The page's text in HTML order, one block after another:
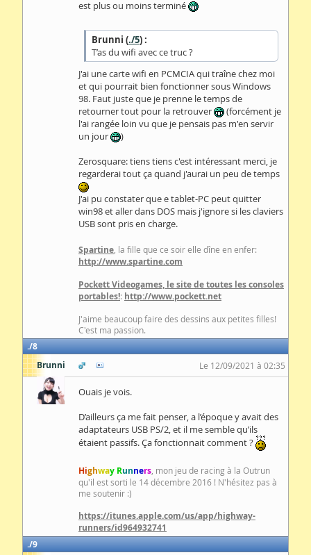
est plus ou moins terminé
Brunni (./5) :
T’as du wifi avec ce truc ?
J'ai une carte wifi en PCMCIA qui traîne chez moi
et qui pourrait bien fonctionner sous Windows
98. Faut juste que je prenne le temps de
retourner tout pour la retrouver
(forcément je
l'ai rangée loin vu que je pensais pas m'en servir
un jour
)
Zerosquare: tiens tiens c'est intéressant merci, je
regarderai tout ça quand j'aurai un peu de temps
J'ai pu constater que e tablet-PC peut quitter
win98 et aller dans DOS mais j'ignore si les claviers
USB sont pris en charge.
Spartine , la fille que ce soir elle dîne en enfer:
http://www.spartine.com
Pockett Videogames, le site de toutes les consoles
portables!: http://www.pockett.net
J'aime beaucoup faire des dessins aux petites filles!
C'est ma passion.
8
Brunni
Le 12/09/2021 à 02:35
Ouais je vois.
D’ailleurs ça me fait penser, a l’époque y avait des
adaptateurs USB PS/2, et il me semble qu’ils
étaient passifs. Ça fonctionnait comment ?
Highway Runners , mon jeu de racing à la Outrun
qu'il est sorti le 14 décembre 2016 ! N'hésitez pas à
me soutenir :)
https://itunes.apple.com/us/app/highway-
runners/id964932741
9